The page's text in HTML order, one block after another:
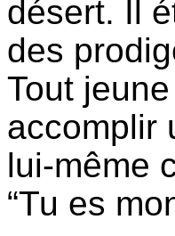
désert. Il
des
Tout
accomplir
lui-même
“Tu es